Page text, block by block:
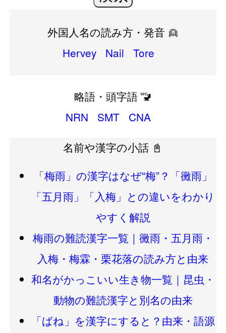
外国人名の読み方・発音 👱
Hervey
Nail Tore
略語・頭字語 🚾
NRN
SMT
CNA
名前や漢字の小話 📓
「梅雨」の漢字はなぜ“梅”？「黴雨」
「五月雨」「入梅」との違いをわかり
やすく解説
梅雨の難読漢字一覧｜黴雨・五月雨・
入梅・梅霖・栗花落の読み方と由来
和名がかっこいい生き物一覧｜昆虫・
動物の難読漢字と別名の由来
「ばね」を漢字にすると？由来・語源